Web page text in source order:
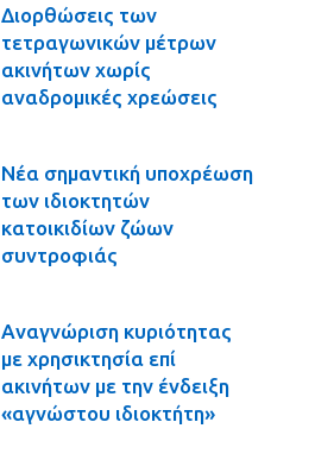
Διορθώσεις των
τετραγωνικών μέτρων
ακινήτων χωρίς
αναδρομικές χρεώσεις
Νέα σημαντική υποχρέωση
των ιδιοκτητών
κατοικιδίων ζώων
συντροφιάς
Αναγνώριση κυριότητας
με χρησικτησία επί
ακινήτων με την ένδειξη
«αγνώστου ιδιοκτήτη»